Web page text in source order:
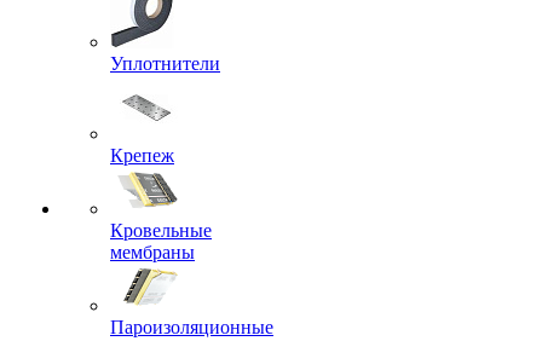
Уплотнители
Крепеж
Кровельные
мембраны
Пароизоляционные